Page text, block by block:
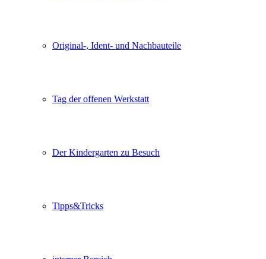
Original-, Ident- und Nachbauteile
Tag der offenen Werkstatt
Der Kindergarten zu Besuch
Tipps&Tricks